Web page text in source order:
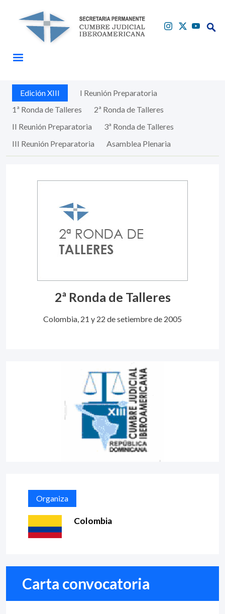
Buscar
Edición XIII
I Reunión Preparatoria
1ª Ronda de Talleres
2ª Ronda de Talleres
II Reunión Preparatoria
3ª Ronda de Talleres
III Reunión Preparatoria
Asamblea Plenaria
2ª Ronda de Talleres
Colombia, 21 y 22 de setiembre de 2005
Organiza
Colombia
Carta convocatoria